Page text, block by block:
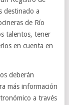
destinado a
de Río
talentos, tener
en cuenta en
deberán
más información
a través